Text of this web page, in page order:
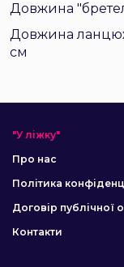
Довжина
Довжина
см
"У ліжку"
Про нас
Політика
Договір публічної
Контакти